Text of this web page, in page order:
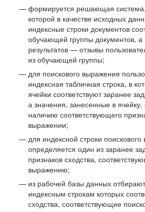
формируется решающая
которой в качестве исходных
индексные строки документов
обучающей группы документов, а
результатов — отзывы
из обучающей группы;
для поискового выражения
индексная табличная строка, в
ячейки соответствуют заранее
а значения, занесенные в ячейку,
наличию соответствующего
выражении;
для индексной строки
определяется один из заранее
признаков сходства,
выражению;
из рабочей базы данных
индексным строкам которых
сходства, соответствующие